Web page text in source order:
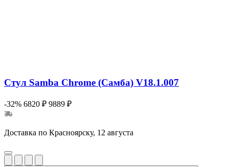
Стул Samba Chrome (Самба) V18.1.007
-32% 6820 ₽ 9889 ₽
Доставка по Красноярску, 12 августа